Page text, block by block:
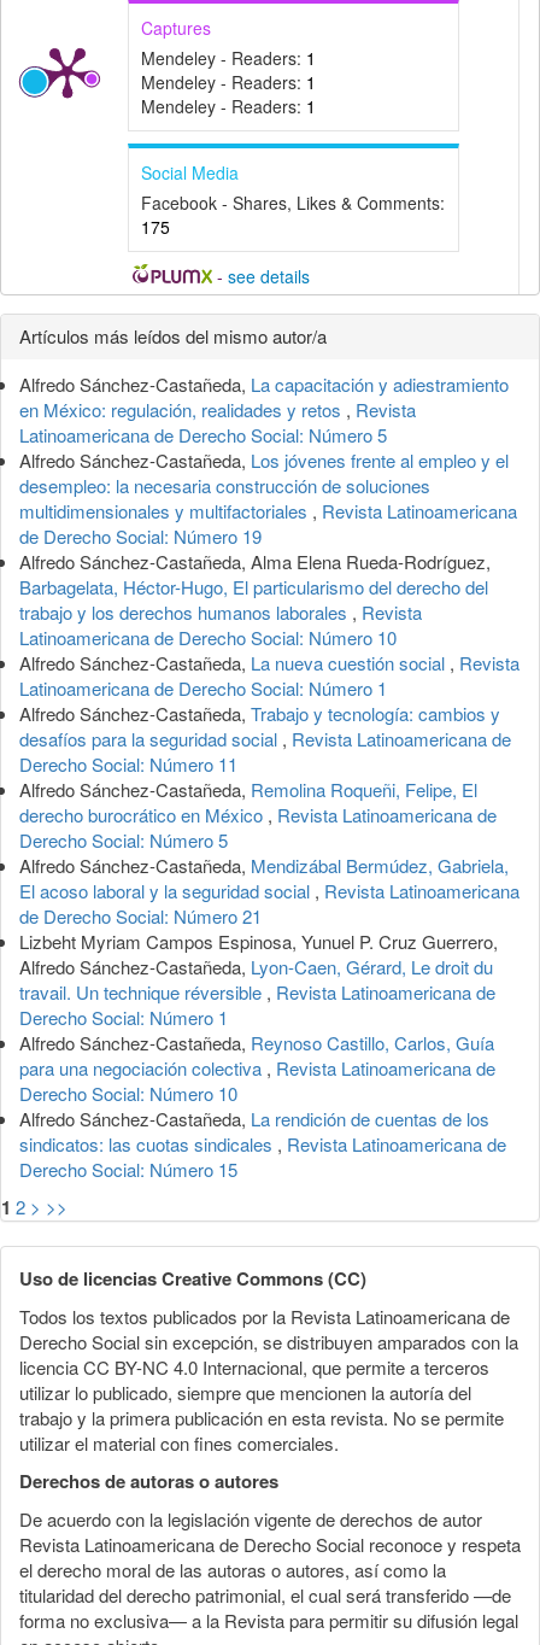
Captures
Mendeley - Readers: 1
Mendeley - Readers: 1
Mendeley - Readers: 1
Social Media
Facebook - Shares, Likes & Comments:
175
- see details
Detalles
del
artículo
Artículos más leídos del mismo autor/a
Alfredo Sánchez-Castañeda, La capacitación y adiestramiento
en México: regulación, realidades y retos , Revista
Latinoamericana de Derecho Social: Número 5
Alfredo Sánchez-Castañeda, Los jóvenes frente al empleo y el
desempleo: la necesaria construcción de soluciones
multidimensionales y multifactoriales , Revista Latinoamericana
de Derecho Social: Número 19
Alfredo Sánchez-Castañeda, Alma Elena Rueda-Rodríguez,
Barbagelata, Héctor-Hugo, El particularismo del derecho del
trabajo y los derechos humanos laborales , Revista
Latinoamericana de Derecho Social: Número 10
Alfredo Sánchez-Castañeda, La nueva cuestión social , Revista
Latinoamericana de Derecho Social: Número 1
Alfredo Sánchez-Castañeda, Trabajo y tecnología: cambios y
desafíos para la seguridad social , Revista Latinoamericana de
Derecho Social: Número 11
Alfredo Sánchez-Castañeda, Remolina Roqueñi, Felipe, El
derecho burocrático en México , Revista Latinoamericana de
Derecho Social: Número 5
Alfredo Sánchez-Castañeda, Mendizábal Bermúdez, Gabriela,
El acoso laboral y la seguridad social , Revista Latinoamericana
de Derecho Social: Número 21
Lizbeht Myriam Campos Espinosa, Yunuel P. Cruz Guerrero,
Alfredo Sánchez-Castañeda, Lyon-Caen, Gérard, Le droit du
travail. Un technique réversible , Revista Latinoamericana de
Derecho Social: Número 1
Alfredo Sánchez-Castañeda, Reynoso Castillo, Carlos, Guía
para una negociación colectiva , Revista Latinoamericana de
Derecho Social: Número 10
Alfredo Sánchez-Castañeda, La rendición de cuentas de los
sindicatos: las cuotas sindicales , Revista Latinoamericana de
Derecho Social: Número 15
1 2 > >>
Uso de licencias Creative Commons (CC)
Todos los textos publicados por la Revista Latinoamericana de
Derecho Social sin excepción, se distribuyen amparados con la
licencia CC BY-NC 4.0 Internacional, que permite a terceros
utilizar lo publicado, siempre que mencionen la autoría del
trabajo y la primera publicación en esta revista. No se permite
utilizar el material con fines comerciales.
Derechos de autoras o autores
De acuerdo con la legislación vigente de derechos de autor
Revista Latinoamericana de Derecho Social reconoce y respeta
el derecho moral de las autoras o autores, así como la
titularidad del derecho patrimonial, el cual será transferido —de
forma no exclusiva— a la Revista para permitir su difusión legal